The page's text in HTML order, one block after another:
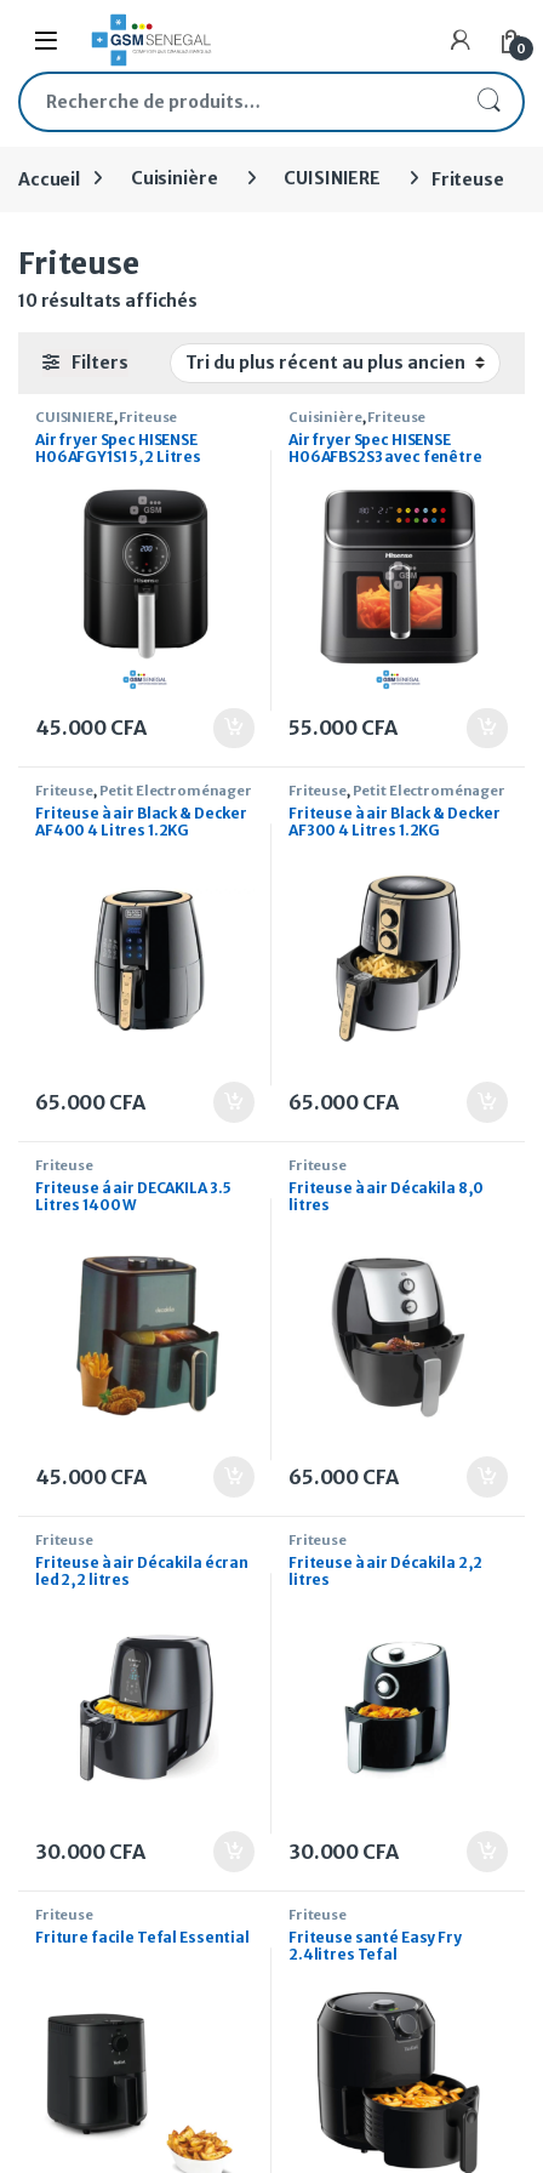
Skip to navigation
Skip to content
Open 0
Recherche pour :
Accueil Cuisinière CUISINIERE Friteuse
Friteuse
10 résultats affichés
Filters
CUISINIERE, Friteuse
Air fryer Spec HISENSE
H06AFGY1S1 5,2 Litres
45.000 CFA
Cuisinière, Friteuse
Air fryer Spec HISENSE
H06AFBS2S3 avec fenêtre
55.000 CFA
Friteuse, Petit Électroménager
Friteuse à air Black & Decker
AF400 4 Litres 1.2KG
65.000 CFA
Friteuse, Petit Électroménager
Friteuse à air Black & Decker
AF300 4 Litres 1.2KG
65.000 CFA
Friteuse
Friteuse á air DECAKILA 3.5
Litres 1400 W
45.000 CFA
Friteuse
Friteuse à air Décakila 8,0
litres
65.000 CFA
Friteuse
Friteuse à air Décakila écran
led 2,2 litres
30.000 CFA
Friteuse
Friteuse à air Décakila 2,2
litres
30.000 CFA
Friteuse
Friture facile Tefal Essential
Friteuse
Friteuse santé Easy Fry
2.4litres Tefal